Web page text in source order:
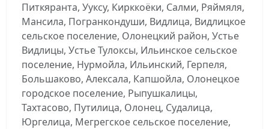
Питкяранта, Ууксу, Кирккоёки, Салми, Ряймяля,
Мансила, Погранкондуши, Видлица, Видлицкое
сельское поселение, Олонецкий район, Устье
Видлицы, Устье Тулоксы, Ильинское сельское
поселение, Нурмойла, Ильинский, Герпеля,
Большаково, Алексала, Капшойла, Олонецкое
городское поселение, Рыпушкалицы,
Тахтасово, Путилица, Олонец, Судалица,
Юргелица, Мегрегское сельское поселение,